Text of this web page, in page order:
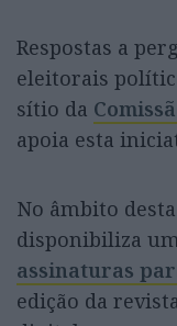
Respostas a
eleitorais
sítio da
apoia esta
No âmbito
disponibiliza
assinaturas
edição da